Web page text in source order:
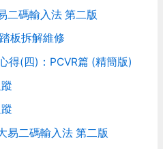
二碼輸入法 第二版
板拆解維修
得(四)：PCVR篇 (精簡版)
易二碼輸入法 第二版